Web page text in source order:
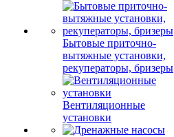
Бытовые приточно-
вытяжные установки,
рекуператоры, бризеры
Вентиляционные
установки